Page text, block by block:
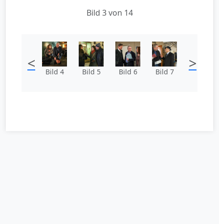
Bild 3 von 14
< Bild 4 Bild 5 Bild 6 Bild 7 >